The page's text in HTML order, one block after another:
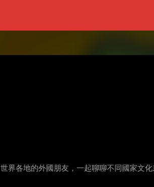
各地的外國朋友，一起聊聊不同國家文